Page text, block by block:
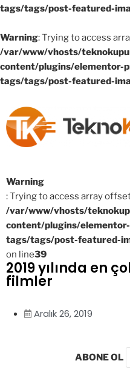
tags/tags/post-featured-
Warning: Trying to access
/var/www/vhosts/
content/plugins/elementor-
tags/tags/post-featured-
Warning
: Trying to access array
/var/www/vhosts/
content/plugins/
tags/tags/post-featured-
on line39
2019 yılında en
filmler
Aralık 26, 2019
ABONE OL